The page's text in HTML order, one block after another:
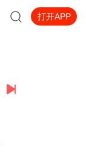
打开APP